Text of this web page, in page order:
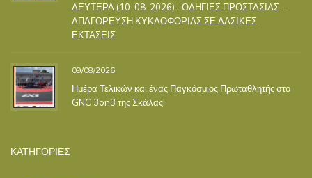
ΔΕΥΤΕΡΑ (10-08-2026) –ΟΔΗΓΙΕΣ ΠΡΟΣΤΑΣΙΑΣ –
ΑΠΑΓΟΡΕΥΣΗ ΚΥΚΛΟΦΟΡΙΑΣ ΣΕ ΔΑΣΙΚΕΣ
ΕΚΤΑΣΕΙΣ
09/08/2026
Ημέρα Τελικών και ένας Παγκόσμιος Πρωταθλητής στο
GNC 3on3 της Σκάλας!
ΚΑΤΗΓΟΡΙΕΣ